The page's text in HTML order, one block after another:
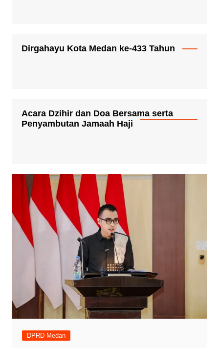
Dirgahayu Kota Medan ke-433 Tahun
Acara Dzihir dan Doa Bersama serta
Penyambutan Jamaah Haji
DPRD Medan